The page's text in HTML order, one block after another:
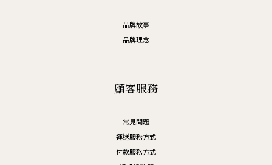
品牌故事
品牌理念
顧客服務
常見問題
運送服務方式
付款服務方式